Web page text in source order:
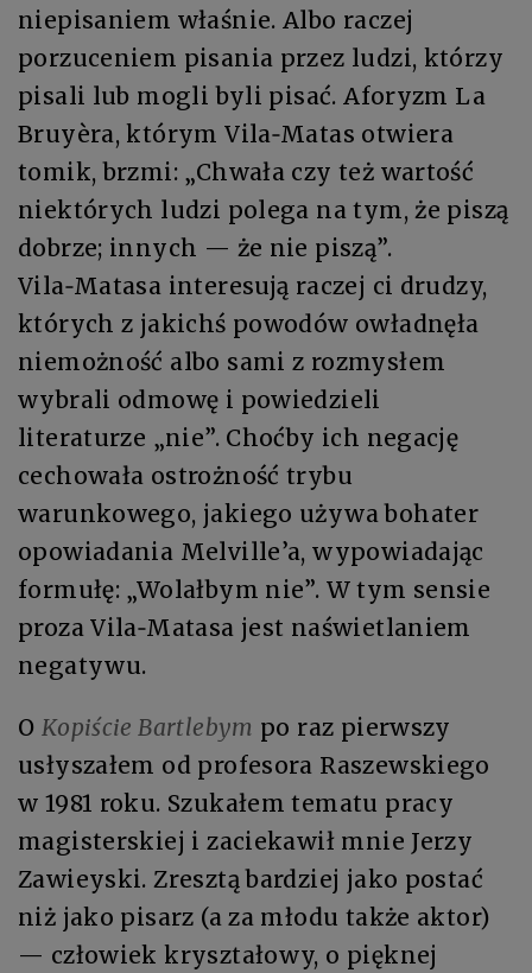
niepisaniem właśnie. Albo raczej
porzuceniem pisania przez ludzi, którzy
pisali lub mogli byli pisać. Aforyzm La
Bruyèra, którym Vila‑Matas otwiera
tomik, brzmi: „Chwała czy też wartość
niektórych ludzi polega na tym, że piszą
dobrze; innych — że nie piszą”.
Vila‑Matasa interesują raczej ci drudzy,
których z jakichś powodów owładnęła
niemożność albo sami z rozmysłem
wybrali odmowę i powiedzieli
literaturze „nie”. Choćby ich negację
cechowała ostrożność trybu
warunkowego, jakiego używa bohater
opowiadania Melville’a, wypowiadając
formułę: „Wolałbym nie”. W tym sensie
proza Vila‑Matasa jest naświetlaniem
negatywu.
O Kopiście Bartlebym po raz pierwszy
usłyszałem od profesora Raszewskiego
w 1981 roku. Szukałem tematu pracy
magisterskiej i zaciekawił mnie Jerzy
Zawieyski. Zresztą bardziej jako postać
niż jako pisarz (a za młodu także aktor)
— człowiek kryształowy, o pięknej